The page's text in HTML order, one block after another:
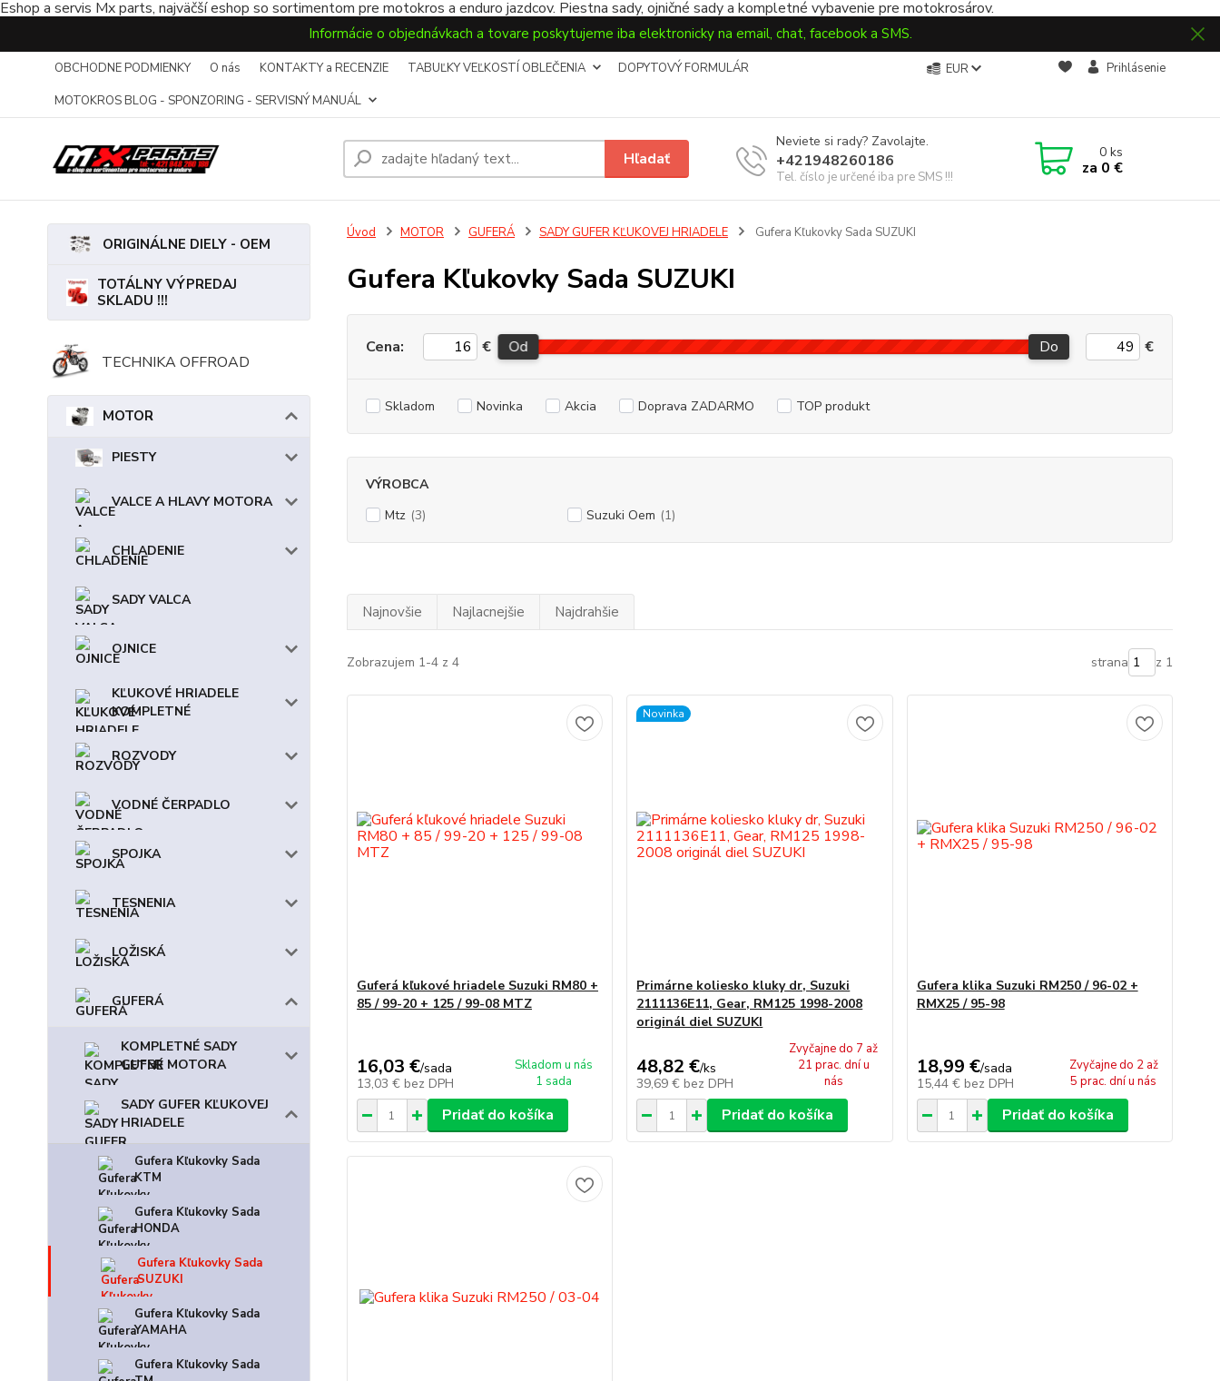
Eshop a servis Mx parts, najväčší eshop so sortimentom pre motokros a enduro jazdcov. Piestna sady, ojničné sady a kompletné vybavenie pre motokrosárov.
Informácie o objednávkach a tovare poskytujeme iba elektronicky na email, chat, facebook a SMS.
OBCHODNE PODMIENKY O nás KONTAKTY a RECENZIE TABUĽKY VEĽKOSTÍ OBLEČENIA
DOPYTOVÝ FORMULÁR
MOTOKROS BLOG - SPONZORING - SERVISNÝ MANUÁL
EUR Prihlásenie
Hľadať
Neviete si rady? Zavolajte.
+421948260186
Tel. číslo je určené iba pre SMS !!!
0ks
za 0 €
ORIGINÁLNE DIELY - OEM
TOTÁLNY VÝPREDAJ
SKLADU !!!
TECHNIKA OFFROAD
MOTOR
PIESTY
VALCE A HLAVY MOTORA
CHLADENIE
SADY VALCA
OJNICE
KĽUKOVÉ HRIADELE
KOMPLETNÉ
ROZVODY
VODNÉ ČERPADLO
SPOJKA
TESNENIA
LOŽISKÁ
GUFERÁ
KOMPLETNÉ SADY
GUFER MOTORA
SADY GUFER KĽUKOVEJ
HRIADELE
Gufera Kľukovky Sada
KTM
Gufera Kľukovky Sada
HONDA
Gufera Kľukovky Sada
SUZUKI
Gufera Kľukovky Sada
YAMAHA
Gufera Kľukovky Sada
Úvod MOTOR GUFERÁ SADY GUFER KĽUKOVEJ HRIADELE Gufera Kľukovky Sada SUZUKI
Gufera Kľukovky Sada SUZUKI
Cena: € Od Do €
Skladom Novinka Akcia Doprava ZADARMO TOP produkt
VÝROBCA
Mtz (3) Suzuki Oem (1)
Najnovšie Najlacnejšie Najdrahšie
Zobrazujem 1-4 z 4 strana z 1
Guferá kľukové hriadele Suzuki RM80 +
85 / 99-20 + 125 / 99-08 MTZ
16,03 €/sada
13,03 € bez DPH
Skladom u nás
1 sada
Pridať do košíka
Novinka
Primárne koliesko kluky dr, Suzuki
2111136E11, Gear, RM125 1998-2008
originál diel SUZUKI
48,82 €/ks
39,69 € bez DPH
Zvyčajne do 7 až
21 prac. dní u
nás
Pridať do košíka
Gufera klika Suzuki RM250 / 96-02 +
RMX25 / 95-98
18,99 €/sada
15,44 € bez DPH
Zvyčajne do 2 až
5 prac. dní u nás
Pridať do košíka